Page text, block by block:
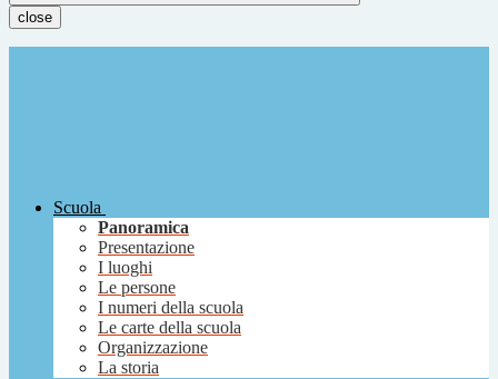
close
Scuola
Panoramica
Presentazione
I luoghi
Le persone
I numeri della scuola
Le carte della scuola
Organizzazione
La storia